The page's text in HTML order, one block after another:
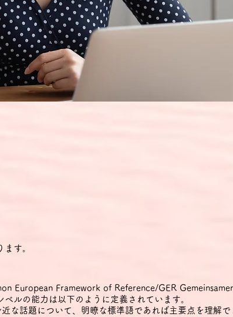
す。
European Framework of Reference/GER
ルの能力は以下のように定義されています。
な話題について、明瞭な標準語であれば主要点を理解で